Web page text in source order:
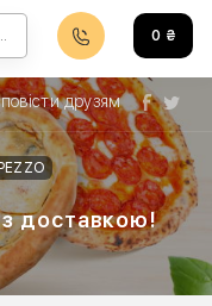
0 ₴
друзям
з доставкою!